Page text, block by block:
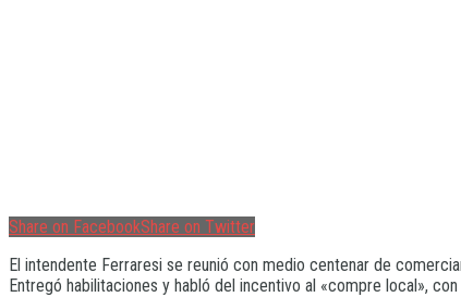
Share on FacebookShare on Twitter
El intendente Ferraresi se reunió con medio centenar de
Entregó habilitaciones y habló del incentivo al «compre local»,